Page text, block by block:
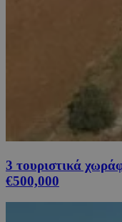
3 τουριστικά
€500,000